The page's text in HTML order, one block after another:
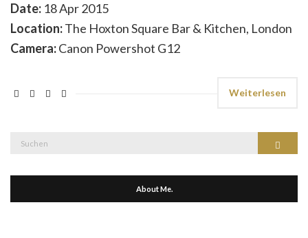
Date: 18 Apr 2015
Location:The Hoxton Square Bar & Kitchen, London
Camera:Canon Powershot G12
Weiterlesen
About Me.